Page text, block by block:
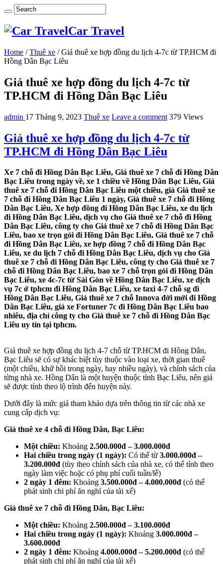
Car Travel
Home / Thuê xe / Giá thuê xe hợp đồng du lịch 4-7c từ TP.HCM đi
Hồng Dân Bạc Liêu
Giá thuê xe hợp đồng du lịch 4-7c từ
TP.HCM đi Hồng Dân Bạc Liêu
admin 17 Tháng 9, 2023 Thuê xe Leave a comment 379 Views
Giá thuê xe hợp đồng du lịch 4-7c từ
TP.HCM đi Hồng Dân Bạc Liêu
Xe 7 chỗ đi Hồng Dân Bạc Liêu, Giá thuê xe 7 chỗ đi Hồng Dân
Bạc Liêu trong ngày về, xe 1 chiều về Hồng Dân Bạc Liêu, Giá
thuê xe 7 chỗ đi Hồng Dân Bạc Liêu một chiều, giá Giá thuê xe
7 chỗ đi Hồng Dân Bạc Liêu 1 ngày, Giá thuê xe 7 chỗ đi Hồng
Dân Bạc Liêu, Xe hợp đồng đi Hồng Dân Bạc Liêu, xe du lịch
đi Hồng Dân Bạc Liêu, dịch vụ cho Giá thuê xe 7 chỗ đi Hồng
Dân Bạc Liêu, công ty cho Giá thuê xe 7 chỗ đi Hồng Dân Bạc
Liêu, bao xe trọn gói đi Hồng Dân Bạc Liêu, Giá thuê xe 7 chỗ
đi Hồng Dân Bạc Liêu, xe hợp đồng 7 chỗ đi Hồng Dân Bạc
Liêu, xe du lịch 7 chỗ đi Hồng Dân Bạc Liêu, dịch vụ cho Giá
thuê xe 7 chỗ đi Hồng Dân Bạc Liêu, công ty cho Giá thuê xe 7
chỗ đi Hồng Dân Bạc Liêu, bao xe 7 chỗ trọn gói đi Hồng Dân
Bạc Liêu, xe 4c-7c từ Sài Gòn về Hồng Dân Bạc Liêu, xe dịch
vụ 7c ở tphcm đi Hồng Dân Bạc Liêu, xe taxi 4-7 chỗ sg đi
Hồng Dân Bạc Liêu, Giá thuê xe 7 chỗ Innova đời mới đi Hồng
Dân Bạc Liêu, giá xe Fortuner 7c đi Hồng Dân Bạc Liêu bao
nhiêu, địa chỉ công ty cho Giá thuê xe 7 chỗ đi Hồng Dân Bạc
Liêu uy tín tại tphcm.
Giá thuê xe hợp đồng du lịch 4-7 chỗ từ TP.HCM đi Hồng Dân,
Bạc Liêu sẽ có sự khác biệt tùy thuộc vào loại xe, thời gian thuê
(một chiều, khứ hồi trong ngày, hay nhiều ngày), và chính sách của
từng nhà xe. Hồng Dân là một huyện thuộc tỉnh Bạc Liêu, nên giá
sẽ được tính theo lộ trình đến huyện này.
Dưới đây là mức giá tham khảo dựa trên thông tin từ các nhà xe
cung cấp dịch vụ:
Giá thuê xe 4 chỗ đi Hồng Dân, Bạc Liêu:
Một chiều: Khoảng 2.500.000đ – 3.000.000đ
Hai chiều trong ngày (1 ngày): Có thể từ 3.000.000đ –
3.200.000đ (tùy theo chính sách của nhà xe, có thể tính theo
ngày làm việc hoặc có phụ phí cuối tuần/lễ)
2 ngày 1 đêm: Khoảng 3.500.000đ – 4.000.000đ (có thể
phát sinh chi phí ăn nghỉ của tài xế)
Giá thuê xe 7 chỗ đi Hồng Dân, Bạc Liêu:
Một chiều: Khoảng 2.500.000đ – 3.100.000đ
Hai chiều trong ngày (1 ngày): Khoảng 3.000.000đ –
3.600.000đ
2 ngày 1 đêm: Khoảng 4.000.000đ – 5.200.000đ (có thể
phát sinh chi phí ăn nghỉ của tài xế)